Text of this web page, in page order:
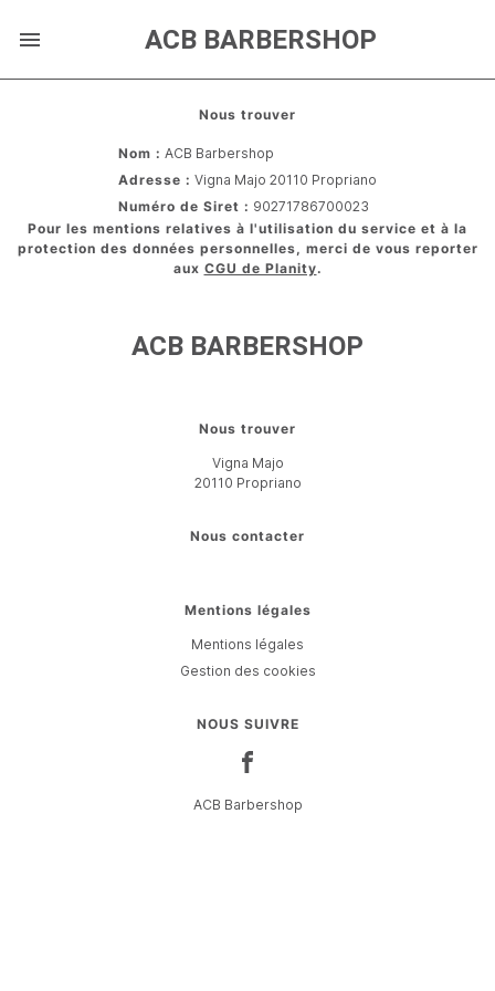
ACB BARBERSHOP
Nous trouver
Nom : ACB Barbershop
Adresse : Vigna Majo 20110 Propriano
Numéro de Siret : 90271786700023
Pour les mentions relatives à l'utilisation du service et à la
protection des données personnelles, merci de vous reporter
aux CGU de Planity.
ACB BARBERSHOP
Nous trouver
Vigna Majo
20110 Propriano
Nous contacter
Mentions légales
Mentions légales
Gestion des cookies
NOUS SUIVRE
ACB Barbershop